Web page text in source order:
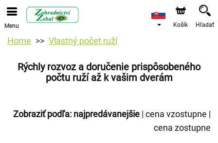
Menu Košík Hľadať
Home Vlastný počet ruží
Rýchly rozvoz a doručenie prispôsobeného
počtu ruží až k vašim dverám
Zobraziť podľa: najpredávanejšie | cena vzostupne |
cena zostupne